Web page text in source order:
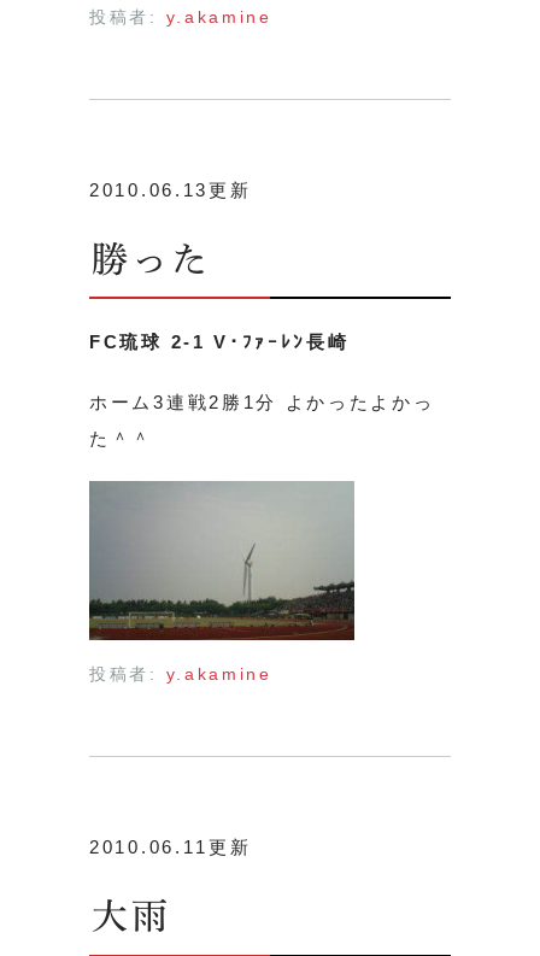
投稿者: y.akamine
2010.06.13更新
勝った
FC琉球 2-1 V･ﾌｧｰﾚﾝ長崎
ホーム3連戦2勝1分 よかったよかっ
た＾＾
投稿者: y.akamine
2010.06.11更新
大雨